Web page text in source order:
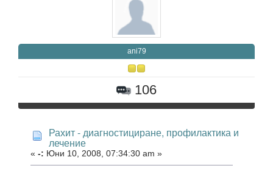
ani79
106
Рахит - диагностициране, профилактика и
лечение
« -: Юни 10, 2008, 07:34:30 am »